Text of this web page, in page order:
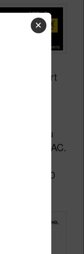
qui fait fort
au
FNAC.
à
de 20
✕